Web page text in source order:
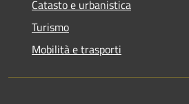
Catasto e urbanistica
Turismo
Mobilità e trasporti